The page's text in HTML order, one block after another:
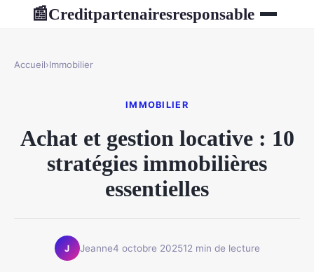
📰Creditpartenairesresponsable
Accueil›Immobilier
IMMOBILIER
Achat et gestion locative : 10
stratégies immobilières
essentielles
J Jeanne4 octobre 202512 min de lecture